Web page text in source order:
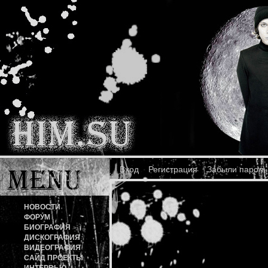
Вход Регистрация Забыли
НОВОСТИ
ФОРУМ
БИОГРАФИЯ
ДИСКОГРАФИЯ
ВИДЕОГРАФИЯ
САЙД ПРОЕКТЫ